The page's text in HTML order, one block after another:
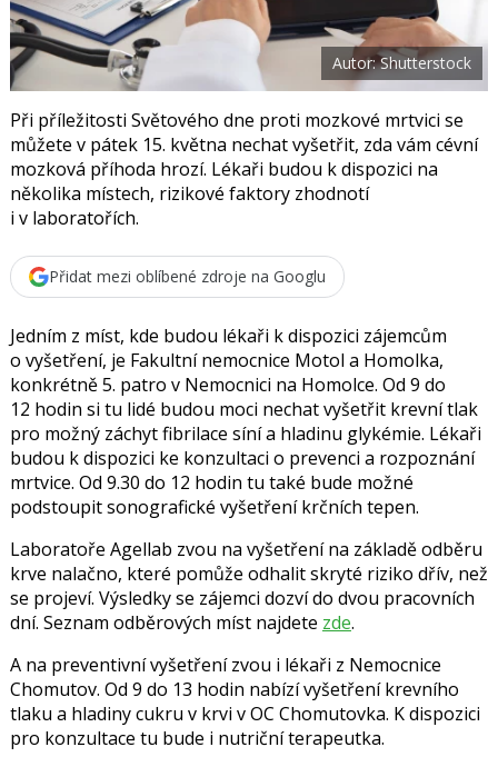
c
e
b
o
o
k
u
X
Autor: Shutterstock
Při příležitosti Světového dne proti mozkové mrtvici se
můžete v pátek 15. května nechat vyšetřit, zda vám cévní
mozková příhoda hrozí. Lékaři budou k dispozici na
několika místech, rizikové faktory zhodnotí
i v laboratořích.
Přidat mezi oblíbené zdroje na Googlu
Jedním z míst, kde budou lékaři k dispozici zájemcům
o vyšetření, je Fakultní nemocnice Motol a Homolka,
konkrétně 5. patro v Nemocnici na Homolce. Od 9 do
12 hodin si tu lidé budou moci nechat vyšetřit krevní tlak
pro možný záchyt fibrilace síní a hladinu glykémie. Lékaři
budou k dispozici ke konzultaci o prevenci a rozpoznání
mrtvice. Od 9.30 do 12 hodin tu také bude možné
podstoupit sonografické vyšetření krčních tepen.
Laboratoře Agellab zvou na vyšetření na základě odběru
krve nalačno, které pomůže odhalit skryté riziko dřív, než
se projeví. Výsledky se zájemci dozví do dvou pracovních
dní. Seznam odběrových míst najdete zde.
A na preventivní vyšetření zvou i lékaři z Nemocnice
Chomutov. Od 9 do 13 hodin nabízí vyšetření krevního
tlaku a hladiny cukru v krvi v OC Chomutovka. K dispozici
pro konzultace tu bude i nutriční terapeutka.